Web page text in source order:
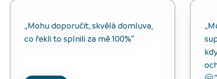
„Mohu doporučit, skvělá domluva,
co řekli to splnili za mě 100%“